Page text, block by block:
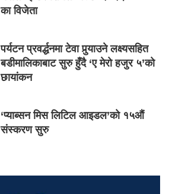
का विजेता
पर्यटन प्रवर्द्धनमा टेवा पुर्‍याउने लक्ष्यसहित
बडीमालिकाबाट सुरु हुँदै ‘ए मेरो हजुर ५’को
छायांकन
‘प्याब्सन मिस लिटिल आइडल’को १५औं
संस्करण सुरु